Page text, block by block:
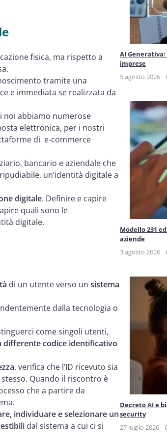
fisica, ma rispetto a
tramite una
e immediata se realizzata da
noi abbiamo numerose
elettronica, per i nostri
di e-commerce
bancario e aziendale che
un’identità digitale a
digitale. Definire e capire
quali sono le
digitale.
di un utente verso un sistema
dalla tecnologia o
come singoli utenti,
differente codice identificativo
, verifica che l’ID ricevuto sia
Quando il riscontro è
che a partire da
individuare e selezionare un
dal sistema a cui ci si
AI
imprese
5 agosto 2026
Modello 231
aziende
3 agosto 2026
Decreto AI e
security
27 luglio 2026